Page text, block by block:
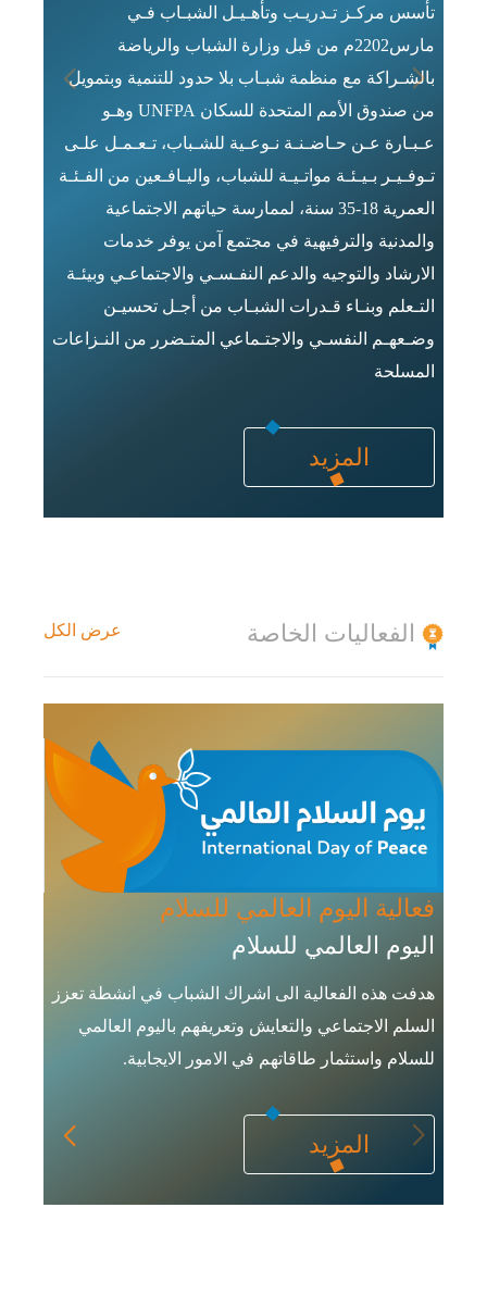
تأسس مركـز تـدريـب وتأهـيـل الشبـاب فـي
مارس2202م من قبل وزارة الشباب والرياضة
بالشـراكة مع منظمة شبـاب بلا حدود للتنمية وبتمويل
من صندوق الأمم المتحدة للسكان UNFPA وهـو
عـبـارة عـن حـاضـنـة نـوعـية للشـباب، تـعـمـل علـى
تـوفـيـر بـيـئـة مواتـيـة للشباب، واليـافـعين من الفـئـة
العمرية 18-35 سنة، لممارسة حياتهم الاجتماعية
والمدنية والترفيهية في مجتمع آمن يوفر خدمات
الارشاد والتوجيه والدعم النفـسـي والاجتماعـي وبيئـة
التـعلم وبنـاء قـدرات الشبـاب من أجـل تحسيـن
وضـعهـم النفسـي والاجتـماعي المتـضرر من النـزاعات
المسلحة
المزيد
الفعاليات الخاصة عرض الكل
فعالية اليوم العالمي للسلام
اليوم العالمي للسلام
هدفت هذه الفعالية الى اشراك الشباب في انشطة تعزز
السلم الاجتماعي والتعايش وتعريفهم باليوم العالمي
للسلام واستثمار طاقاتهم في الامور الايجابية.
المزيد